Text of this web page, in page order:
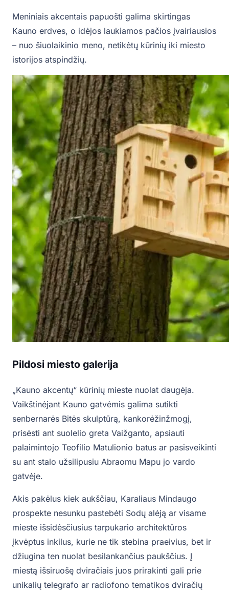
Meniniais akcentais papuošti galima skirtingas
Kauno erdves, o idėjos laukiamos pačios įvairiausios
– nuo šiuolaikinio meno, netikėtų kūrinių iki miesto
istorijos atspindžių.
Pildosi miesto galerija
„Kauno akcentų“ kūrinių mieste nuolat daugėja.
Vaikštinėjant Kauno gatvėmis galima sutikti
senbernarės Bitės skulptūrą, kankorėžinžmogį,
prisėsti ant suolelio greta Vaižganto, apsiauti
palaimintojo Teofilio Matulionio batus ar pasisveikinti
su ant stalo užsilipusiu Abraomu Mapu jo vardo
gatvėje.
Akis pakėlus kiek aukščiau, Karaliaus Mindaugo
prospekte nesunku pastebėti Sodų alėją ar visame
mieste išsidėsčiusius tarpukario architektūros
įkvėptus inkilus, kurie ne tik stebina praeivius, bet ir
džiugina ten nuolat besilankančius paukščius. Į
miestą išsiruošę dviračiais juos prirakinti gali prie
unikalių telegrafo ar radiofono tematikos dviračių